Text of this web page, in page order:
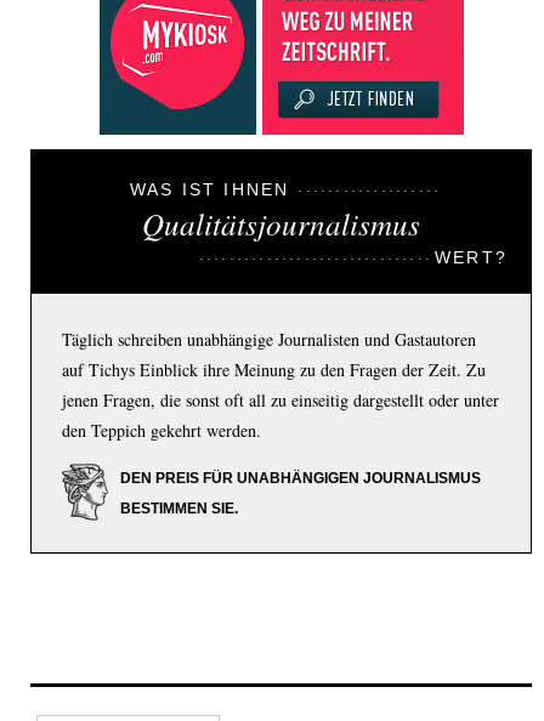
WAS IST IHNEN
Qualitätsjournalismus
WERT?
Täglich schreiben unabhängige Journalisten und Gastautoren
auf Tichys Einblick ihre Meinung zu den Fragen der Zeit. Zu
jenen Fragen, die sonst oft all zu einseitig dargestellt oder unter
den Teppich gekehrt werden.
DEN PREIS FÜR UNABHÄNGIGEN JOURNALISMUS
BESTIMMEN SIE.